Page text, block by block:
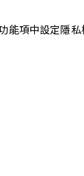
能項中設定隱